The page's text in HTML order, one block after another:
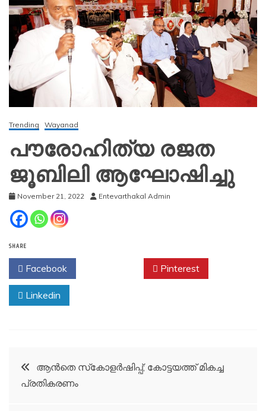
Trending Wayanad
പൗരോഹിത്യ രജത
ജൂബിലി ആഘോഷിച്ചു
November 21, 2022 Entevarthakal Admin
SHARE
Facebook Pinterest
Linkedin
Post
navigation
ആന്‍തെ സ്‌കോളര്‍ഷിപ്പ്; കോട്ടയത്ത് മികച്ച
പ്രതികരണം